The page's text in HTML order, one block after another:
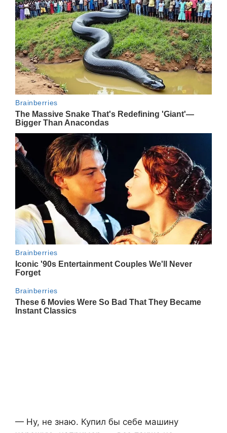
— Ну, не знаю. Купил бы себе машину